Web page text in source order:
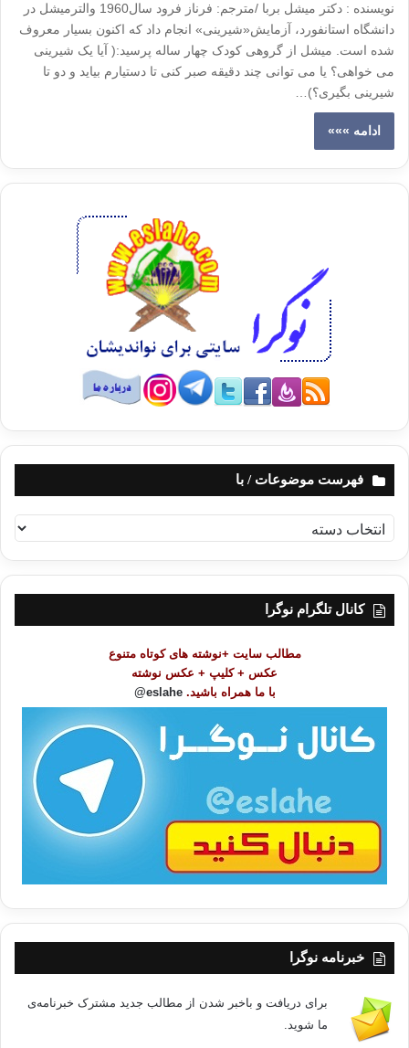
نویسنده : دکتر میشل بربا /مترجم: فرناز فرود سال1960 والترمیشل در
دانشگاه استانفورد، آزمایش«شیرینی» انجام داد که اکنون بسیار معروف
شده است. میشل از گروهی کودک چهار ساله پرسید:( آیا یک شیرینی
می خواهی؟ یا می توانی چند دقیقه صبر کنی تا دستیارم بیاید و دو تا
شیرینی بگیری؟)…
ادامه »»»
فهرست موضوعات / با
ه
ر
کانال تلگرام نوگرا
مطالب سایت +نوشته های کوتاه متنوع
عکس + کلیپ + عکس نوشته
با ما همراه باشید. eslahe@
خبرنامه نوگرا
برای دریافت و باخبر شدن از مطالب جدید مشترک خبرنامه‌ی
ما شوید.